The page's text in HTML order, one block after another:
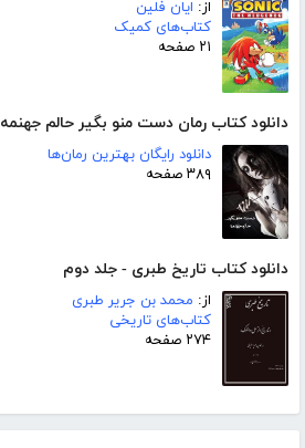
از: ایان فلین
کتاب‌های کمیک
۲۱ صفحه
دانلود کتاب رمان دست منو بگیر حالم جهنمه
دانلود رایگان بهترین رمان‌ها
۳۸۹ صفحه
دانلود کتاب تاریخ طبری - جلد دوم
از: محمد بن جریر طبری
کتاب‌های تاریخی
۲۷۴ صفحه